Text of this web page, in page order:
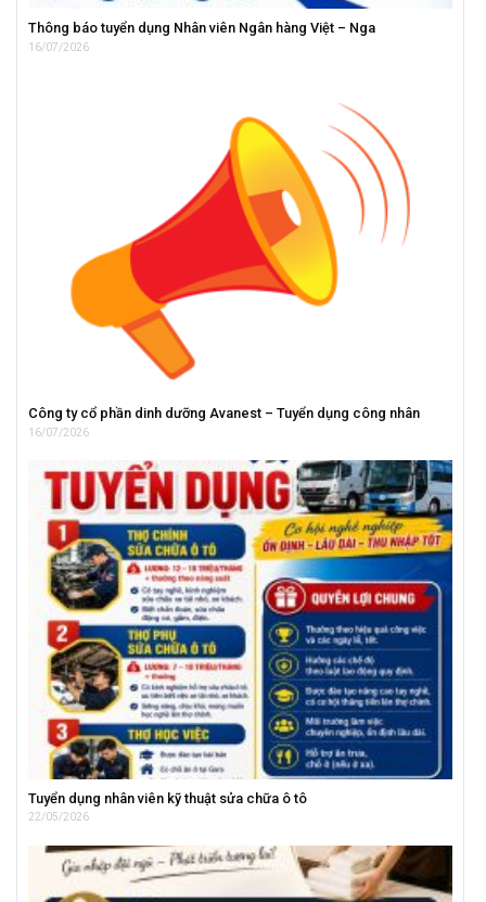
Thông báo tuyển dụng Nhân viên Ngân hàng Việt – Nga
16/07/2026
Công ty cổ phần dinh dưỡng Avanest – Tuyển dụng công nhân
16/07/2026
Tuyển dụng nhân viên kỹ thuật sửa chữa ô tô
22/05/2026